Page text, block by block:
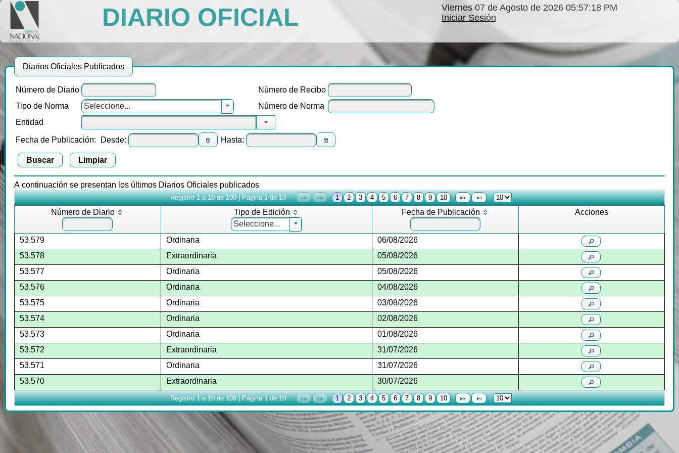
DIARIO OFICIAL
Viernes 07 de Agosto de 2026 05:57:18 PM
Iniciar Sesión
Diarios Oficiales Publicados
Número de Diario
Número de Recibo
Tipo de Norma
Seleccione...
Número de Norma
Entidad
Fecha de Publicación: Desde: Hasta:
Buscar Limpiar
A continuación se presentan los últimos Diarios Oficiales publicados
Registro 1 a 10 de 100 | Página 1 de 10 1 2 3 4 5 6 7 8 9 10
Número de Diario
Tipo de Edición
Seleccione...
Fecha de Publicación Acciones
53.579 Ordinaria
06/08/2026
53.578
Extraordinaria
05/08/2026
53.577
Ordinaria
05/08/2026
53.576
Ordinaria
04/08/2026
53.575
Ordinaria
03/08/2026
53.574
Ordinaria
02/08/2026
53.573
Ordinaria
01/08/2026
53.572
Extraordinaria
31/07/2026
53.571
Ordinaria
31/07/2026
53.570
Extraordinaria 30/07/2026
Registro 1 a 10 de 100 | Página 1 de 10 1 2 3 4 5 6 7 8 9 10